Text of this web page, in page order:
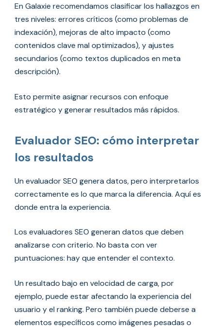
En Galaxie recomendamos clasificar los hallazgos en
tres niveles: errores críticos (como problemas de
indexación), mejoras de alto impacto (como
contenidos clave mal optimizados), y ajustes
secundarios (como textos duplicados en meta
descripción).
Esto permite asignar recursos con enfoque
estratégico y generar resultados más rápidos.
Evaluador SEO: cómo interpretar
los resultados
Un evaluador SEO genera datos, pero interpretarlos
correctamente es lo que marca la diferencia. Aquí es
donde entra la experiencia.
Los evaluadores SEO generan datos que deben
analizarse con criterio. No basta con ver
puntuaciones: hay que entender el contexto.
Un resultado bajo en velocidad de carga, por
ejemplo, puede estar afectando la experiencia del
usuario y el ranking. Pero también puede deberse a
elementos específicos como imágenes pesadas o